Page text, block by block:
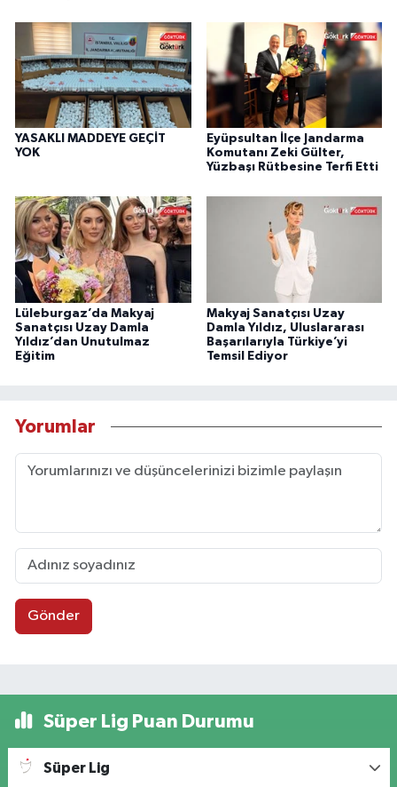
YASAKLI MADDEYE GEÇİT
YOK
Eyüpsultan İlçe Jandarma
Komutanı Zeki Gülter,
Yüzbaşı Rütbesine Terfi Etti
Lüleburgaz’da Makyaj
Sanatçısı Uzay Damla
Yıldız’dan Unutulmaz
Eğitim
Makyaj Sanatçısı Uzay
Damla Yıldız, Uluslararası
Başarılarıyla Türkiye’yi
Temsil Ediyor
Yorumlar
Gönder
Süper Lig Puan Durumu
Süper Lig